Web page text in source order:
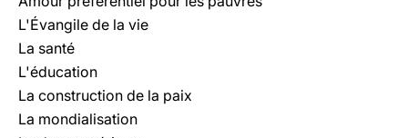
L'Évangile de la vie
La santé
L'éducation
La construction de la paix
La mondialisation